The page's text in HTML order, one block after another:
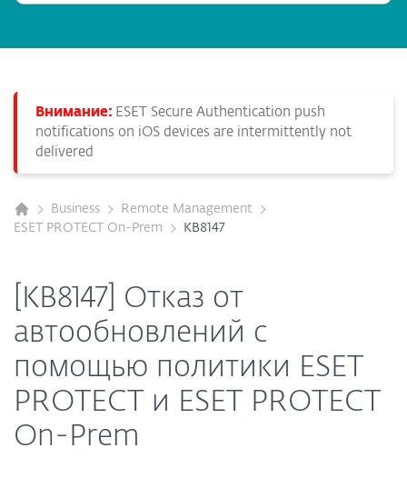
Внимание: ESET Secure Authentication push
notifications on iOS devices are intermittently not
delivered
Business
Remote Management
ESET PROTECT On-Prem
KB8147
[KB8147] Отказ от
автообновлений с
помощью политики ESET
PROTECT и ESET PROTECT
On-Prem